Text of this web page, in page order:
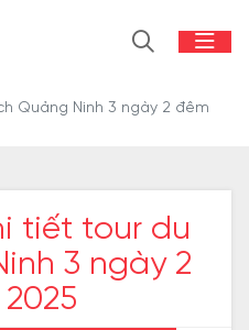
Quảng Ninh 3 ngày 2 đêm
tiết tour du
3 ngày 2